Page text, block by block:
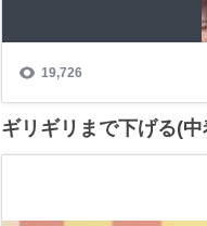
ギリギリまで下げる(